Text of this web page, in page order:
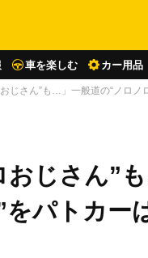
車を楽しむ カー用品
おじさん”も…」一般道の“ノロ
おじさん”
をパトカー